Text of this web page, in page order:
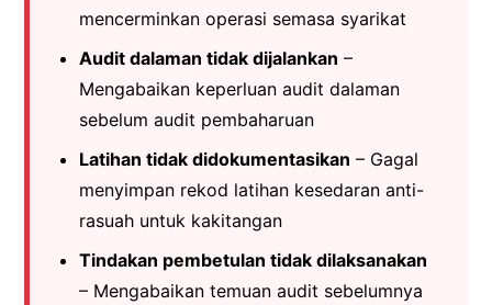
mencerminkan operasi semasa syarikat
Audit dalaman tidak dijalankan –
Mengabaikan keperluan audit dalaman
sebelum audit pembaharuan
Latihan tidak didokumentasikan – Gagal
menyimpan rekod latihan kesedaran anti-
rasuah untuk kakitangan
Tindakan pembetulan tidak dilaksanakan
– Mengabaikan temuan audit sebelumnya